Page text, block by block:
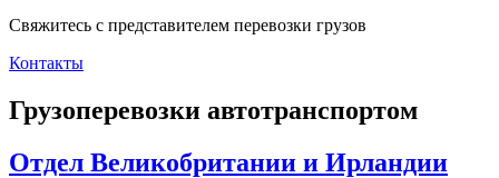
Свяжитесь с представителем перевозки грузов
Контакты
Грузоперевозки автотранспортом
Отдел Великобритании и Ирландии